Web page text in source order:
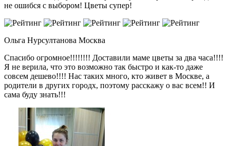
не ошибся с выбором! Цветы супер!
Ольга Нурсултанова Москва
Спасибо огромное!!!!!!!! Доставили маме цветы за два часа!!!!
Я не верила, что это возможно так быстро и как-то даже
совсем дешево!!!! Нас таких много, кто живет в Москве, а
родители в других городх, поэтому расскажу о вас всем!! И
сама буду знать!!!